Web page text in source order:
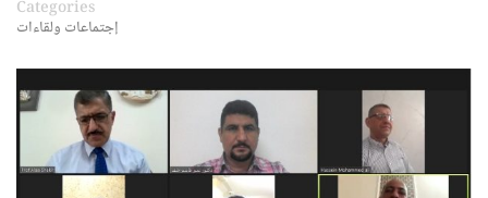
Categories
إجتماعات ولقاءات